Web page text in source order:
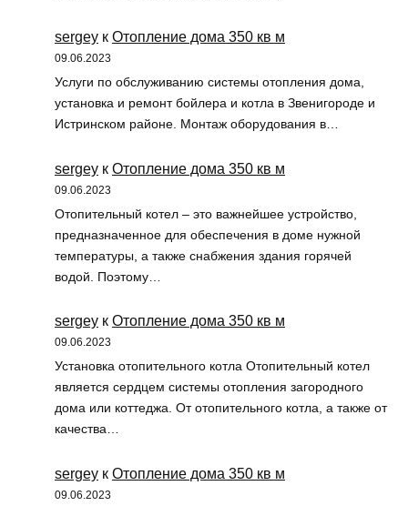
sergey к Отопление дома 350 кв м
09.06.2023
Услуги по обслуживанию системы отопления дома,
установка и ремонт бойлера и котла в Звенигороде и
Истринском районе. Монтаж оборудования в…
sergey к Отопление дома 350 кв м
09.06.2023
Отопительный котел – это важнейшее устройство,
предназначенное для обеспечения в доме нужной
температуры, а также снабжения здания горячей
водой. Поэтому…
sergey к Отопление дома 350 кв м
09.06.2023
Установка отопительного котла Отопительный котел
является сердцем системы отопления загородного
дома или коттеджа. От отопительного котла, а также от
качества…
sergey к Отопление дома 350 кв м
09.06.2023